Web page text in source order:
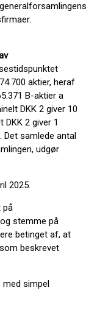
aktier, heraf
B-aktier a
DKK 2 giver 10
2 giver 1
samlede antal
udgør
2025.
på
stemme på
betinget af, at
beskrevet
med simpel